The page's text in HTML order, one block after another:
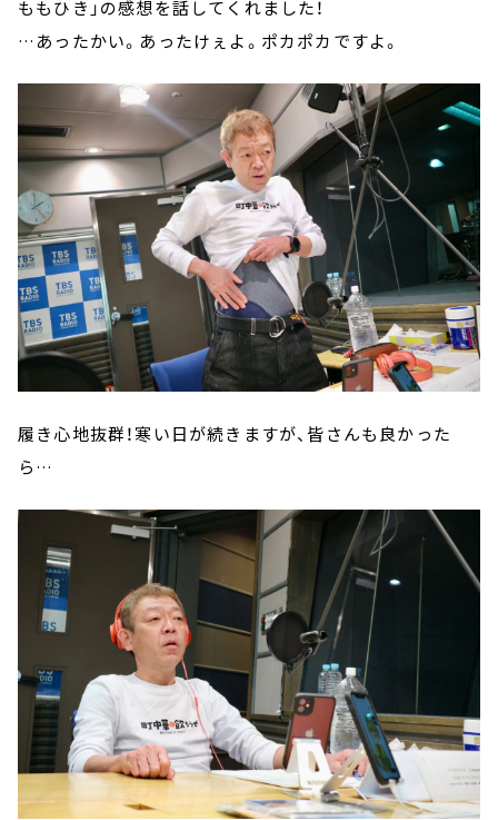
ももひき」の感想を話してくれました！
…あったかい。あったけぇよ。ポカポカですよ。
履き心地抜群！寒い日が続きますが、皆さんも良かった
ら…